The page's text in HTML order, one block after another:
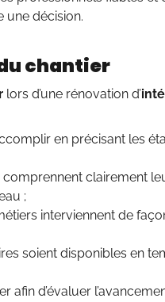
une décision.
chantier
lors d’une rénovation d’
en précisant les
clairement
;
interviennent de
soient disponibles en
afin d’évaluer